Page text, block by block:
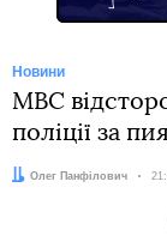
Новини
МВС
поліції за
Автор:
Олег Панфілович